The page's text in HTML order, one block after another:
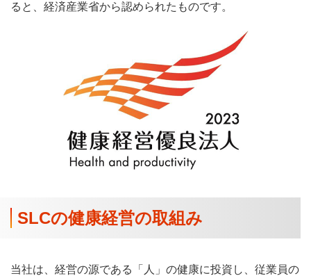
ると、経済産業省から認められたものです。
SLCの健康経営の取組み
当社は、経営の源である「人」の健康に投資し、従業員の